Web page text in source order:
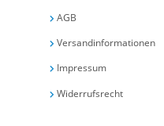
AGB
Versandinformationen
Impressum
Widerrufsrecht